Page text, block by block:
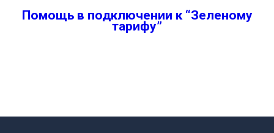
Помощь в подключении к “Зеленому
тарифу”